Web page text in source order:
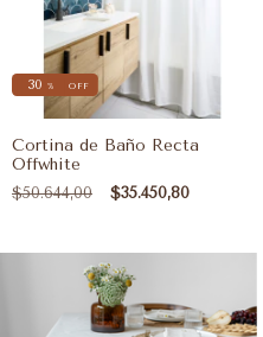
30 % OFF
Cortina de Baño Recta
Offwhite
$50.644,00 $35.450,80